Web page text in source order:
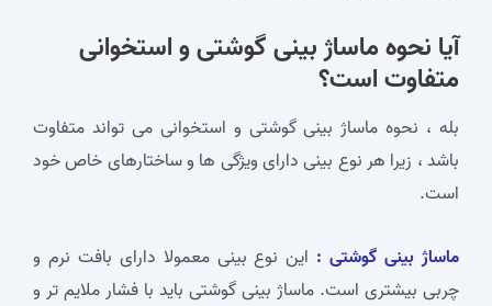
آیا نحوه ماساژ بینی گوشتی و استخوانی
متفاوت است؟
بله ، نحوه ماساژ بینی گوشتی و استخوانی می‌ تواند متفاوت
باشد ، زیرا هر نوع بینی دارای ویژگی‌ ها و ساختارهای خاص خود
است.
ماساژ بینی گوشتی : این نوع بینی معمولا دارای بافت نرم و
چربی بیشتری است. ماساژ بینی گوشتی باید با فشار ملایم‌ تر و